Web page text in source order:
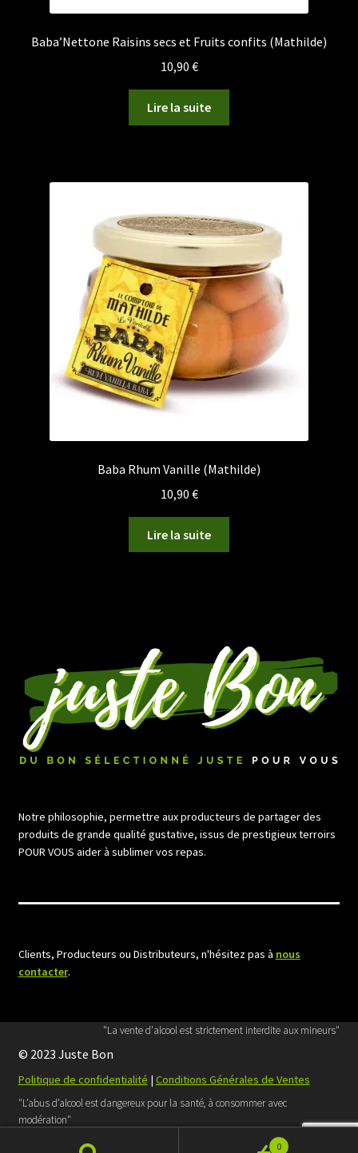
Baba’Nettone Raisins secs et Fruits confits (Mathilde)
10,90 €
Lire la suite
Baba Rhum Vanille (Mathilde)
10,90 €
Lire la suite
Notre philosophie, permettre aux producteurs de partager des
produits de grande qualité gustative, issus de prestigieux terroirs
POUR VOUS aider à sublimer vos repas.
Clients, Producteurs ou Distributeurs, n'hésitez pas à nous
contacter.
"La vente d'alcool est strictement interdite aux mineurs"
© 2023 Juste Bon
Politique de confidentialité | Conditions Générales de Ventes
"L’abus d’alcool est dangereux pour la santé, à consommer avec
modération"
Retrouvez Juste Bon sur
0